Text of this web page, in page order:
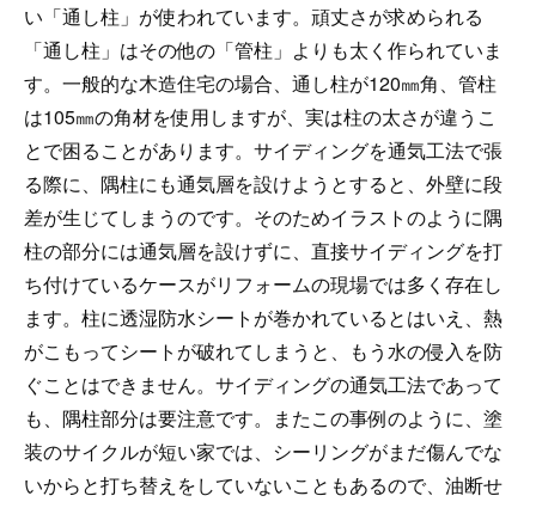
い「通し柱」が使われています。頑丈さが求められる
「通し柱」はその他の「管柱」よりも太く作られていま
す。一般的な木造住宅の場合、通し柱が120㎜角、管柱
は105㎜の角材を使用しますが、実は柱の太さが違うこ
とで困ることがあります。サイディングを通気工法で張
る際に、隅柱にも通気層を設けようとすると、外壁に段
差が生じてしまうのです。そのためイラストのように隅
柱の部分には通気層を設けずに、直接サイディングを打
ち付けているケースがリフォームの現場では多く存在し
ます。柱に透湿防水シートが巻かれているとはいえ、熱
がこもってシートが破れてしまうと、もう水の侵入を防
ぐことはできません。サイディングの通気工法であって
も、隅柱部分は要注意です。またこの事例のように、塗
装のサイクルが短い家では、シーリングがまだ傷んでな
いからと打ち替えをしていないこともあるので、油断せ